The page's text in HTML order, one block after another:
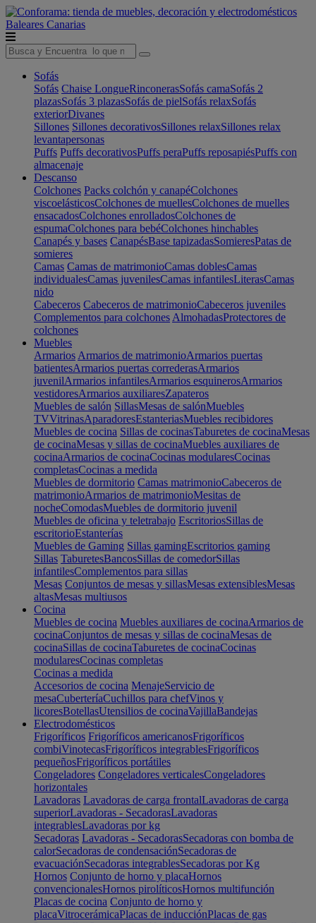
Baleares Canarias
Sofás
Sofás Chaise LongueRinconerasSofás camaSofás 2
plazasSofás 3 plazasSofás de pielSofás relaxSofás
exteriorDivanes
Sillones Sillones decorativosSillones relaxSillones relax
levantapersonas
Puffs Puffs decorativosPuffs peraPuffs reposapiésPuffs con
almacenaje
Descanso
Colchones Packs colchón y canapéColchones
viscoelásticosColchones de muellesColchones de muelles
ensacadosColchones enrolladosColchones de
espumaColchones para bebéColchones hinchables
Canapés y bases CanapésBase tapizadasSomieresPatas de
somieres
Camas Camas de matrimonioCamas doblesCamas
individualesCamas juvenilesCamas infantilesLiterasCamas
nido
Cabeceros Cabeceros de matrimonioCabeceros juveniles
Complementos para colchones AlmohadasProtectores de
colchones
Muebles
Armarios Armarios de matrimonioArmarios puertas
batientesArmarios puertas correderasArmarios
juvenilArmarios infantilesArmarios esquinerosArmarios
vestidoresArmarios auxiliaresZapateros
Muebles de salón SillasMesas de salónMuebles
TVVitrinasAparadoresEstanteriasMuebles recibidores
Muebles de cocina Sillas de cocinasTaburetes de cocinaMesas
de cocinaMesas y sillas de cocinaMuebles auxiliares de
cocinaArmarios de cocinaCocinas modularesCocinas
completasCocinas a medida
Muebles de dormitorio Camas matrimonioCabeceros de
matrimonioArmarios de matrimonioMesitas de
nocheComodasMuebles de dormitorio juvenil
Muebles de oficina y teletrabajo EscritoriosSillas de
escritorioEstanterías
Muebles de Gaming Sillas gamingEscritorios gaming
Sillas TaburetesBancosSillas de comedorSillas
infantilesComplementos para sillas
Mesas Conjuntos de mesas y sillasMesas extensiblesMesas
altasMesas multiusos
Cocina
Muebles de cocina Muebles auxiliares de cocinaArmarios de
cocinaConjuntos de mesas y sillas de cocinaMesas de
cocinaSillas de cocinaTaburetes de cocinaCocinas
modularesCocinas completas
Cocinas a medida
Accesorios de cocina MenajeServicio de
mesaCuberteríaCuchillos para chefVinos y
licoresBotellasUtensilios de cocinaVajillaBandejas
Electrodomésticos
Frigoríficos Frigoríficos americanosFrigoríficos
combiVinotecasFrigoríficos integrablesFrigoríficos
pequeñosFrigoríficos portátiles
Congeladores Congeladores verticalesCongeladores
horizontales
Lavadoras Lavadoras de carga frontalLavadoras de carga
superiorLavadoras - SecadorasLavadoras
integrablesLavadoras por kg
Secadoras Lavadoras - SecadorasSecadoras con bomba de
calorSecadoras de condensaciónSecadoras de
evacuaciónSecadoras integrablesSecadoras por Kg
Hornos Conjunto de horno y placaHornos
convencionalesHornos pirolíticosHornos multifunción
Placas de cocina Conjunto de horno y
placaVitrocerámicaPlacas de inducciónPlacas de gas